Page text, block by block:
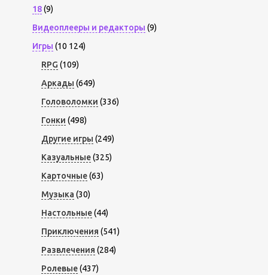
18(9)
Видеоплееры и редакторы (9)
Игры (10 124)
RPG (109)
Аркады (649)
Головоломки (336)
Гонки (498)
Другие игры (249)
Казуальные(325)
Карточные(63)
Музыка (30)
Настольные(44)
Приключения (541)
Развлечения (284)
Ролевые(437)